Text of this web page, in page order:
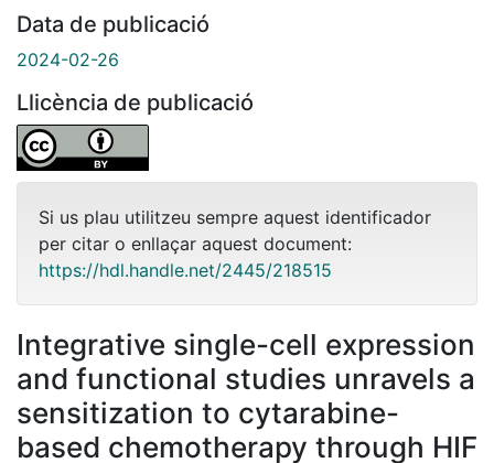
Data de publicació
2024-02-26
Llicència de publicació
Si us plau utilitzeu sempre aquest identificador
per citar o enllaçar aquest document:
https://hdl.handle.net/2445/218515
Integrative single-cell expression
and functional studies unravels a
sensitization to cytarabine-
based chemotherapy through HIF